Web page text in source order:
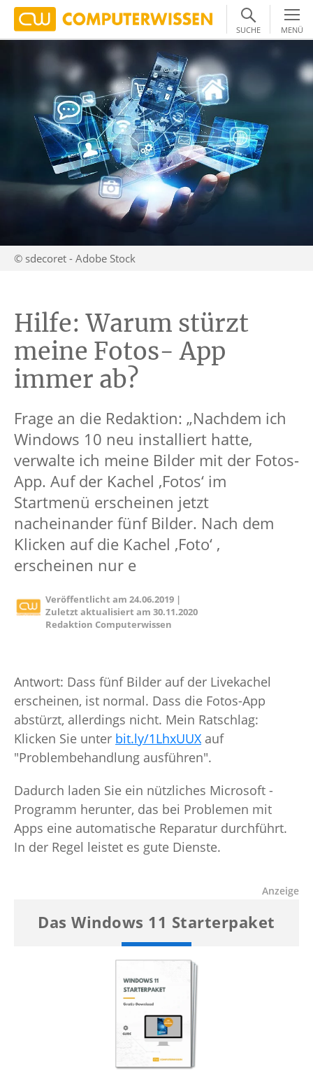
SUCHE MENÜ
© sdecoret - Adobe Stock
Hilfe: Warum stürzt
meine Fotos- App
immer ab?
Frage an die Redaktion: „Nachdem ich
Windows 10 neu installiert hatte,
verwalte ich meine Bilder mit der Fotos-
App. Auf der Kachel ‚Fotos‘ im
Startmenü erscheinen jetzt
nacheinander fünf Bilder. Nach dem
Klicken auf die Kachel ‚Foto‘ ,
erscheinen nur e
Veröffentlicht am24.06.2019 |
Zuletzt aktualisiert am30.11.2020
Redaktion Computerwissen
Antwort: Dass fünf Bilder auf der Livekachel
erscheinen, ist normal. Dass die Fotos-App
abstürzt, allerdings nicht. Mein Ratschlag:
Klicken Sie unter bit.ly/1LhxUUX auf
"Problembehandlung ausführen".
Dadurch laden Sie ein nützliches Microsoft -
Programm herunter, das bei Problemen mit
Apps eine automatische Reparatur durchführt.
In der Regel leistet es gute Dienste.